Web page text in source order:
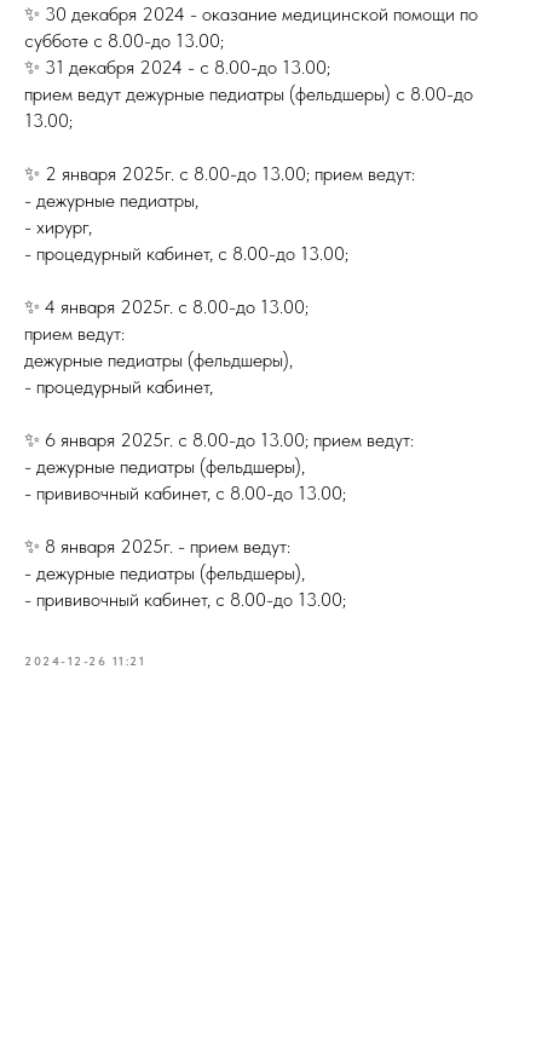
✨ 30 декабря 2024 - оказание медицинской помощи по
субботе с 8.00-до 13.00;
✨ 31 декабря 2024 - с 8.00-до 13.00;
прием ведут дежурные педиатры (фельдшеры) с 8.00-до
13.00;
✨ 2 января 2025г. с 8.00-до 13.00; прием ведут:
- дежурные педиатры,
- хирург,
- процедурный кабинет, с 8.00-до 13.00;
✨ 4 января 2025г. с 8.00-до 13.00;
прием ведут:
дежурные педиатры (фельдшеры),
- процедурный кабинет,
✨ 6 января 2025г. с 8.00-до 13.00; прием ведут:
- дежурные педиатры (фельдшеры),
- прививочный кабинет, с 8.00-до 13.00;
✨ 8 января 2025г. - прием ведут:
- дежурные педиатры (фельдшеры),
- прививочный кабинет, с 8.00-до 13.00;
2024-12-26 11:21